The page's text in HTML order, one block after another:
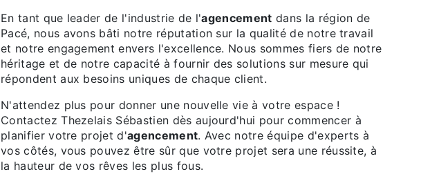
En tant que leader de l'industrie de l'agencement dans la région de
Pacé, nous avons bâti notre réputation sur la qualité de notre travail
et notre engagement envers l'excellence. Nous sommes fiers de notre
héritage et de notre capacité à fournir des solutions sur mesure qui
répondent aux besoins uniques de chaque client.
N'attendez plus pour donner une nouvelle vie à votre espace !
Contactez Thezelais Sébastien dès aujourd'hui pour commencer à
planifier votre projet d'agencement. Avec notre équipe d'experts à
vos côtés, vous pouvez être sûr que votre projet sera une réussite, à
la hauteur de vos rêves les plus fous.